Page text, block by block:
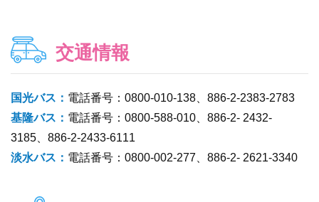
交通情報
国光バス： 電話番号：0800-010-138、886-2-2383-2783
基隆バス： 電話番号：0800-588-010、886-2- 2432-
3185、886-2-2433-6111
淡水バス： 電話番号：0800-002-277、886-2- 2621-3340